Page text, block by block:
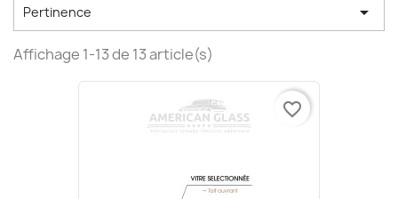
Pertinence 
Affichage 1-13 de 13 article(s)
favorite_border